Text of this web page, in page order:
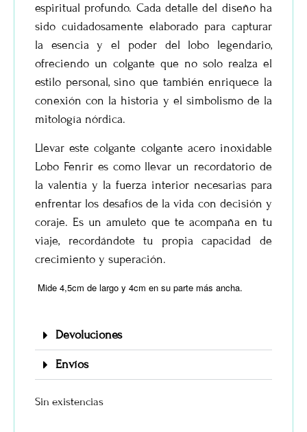
espiritual profundo. Cada detalle del diseño ha
sido cuidadosamente elaborado para capturar
la esencia y el poder del lobo legendario,
ofreciendo un colgante que no solo realza el
estilo personal, sino que también enriquece la
conexión con la historia y el simbolismo de la
mitología nórdica.
Llevar este colgante colgante acero inoxidable
Lobo Fenrir es como llevar un recordatorio de
la valentía y la fuerza interior necesarias para
enfrentar los desafíos de la vida con decisión y
coraje. Es un amuleto que te acompaña en tu
viaje, recordándote tu propia capacidad de
crecimiento y superación.
Mide 4,5cm de largo y 4cm en su parte más ancha.
Devoluciones
Envíos
Sin existencias